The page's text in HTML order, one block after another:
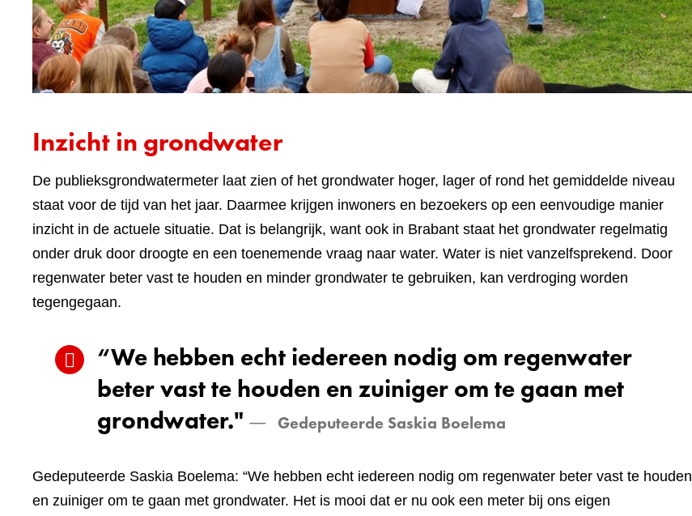
Inzicht in grondwater
De publieksgrondwatermeter laat zien of het grondwater hoger, lager of rond het gemiddelde niveau
staat voor de tijd van het jaar. Daarmee krijgen inwoners en bezoekers op een eenvoudige manier
inzicht in de actuele situatie. Dat is belangrijk, want ook in Brabant staat het grondwater regelmatig
onder druk door droogte en een toenemende vraag naar water. Water is niet vanzelfsprekend. Door
regenwater beter vast te houden en minder grondwater te gebruiken, kan verdroging worden
tegengegaan.
“We hebben echt iedereen nodig om regenwater
beter vast te houden en zuiniger om te gaan met
grondwater."
Gedeputeerde Saskia Boelema
Gedeputeerde Saskia Boelema: “We hebben echt iedereen nodig om regenwater beter vast te houden
en zuiniger om te gaan met grondwater. Het is mooi dat er nu ook een meter bij ons eigen